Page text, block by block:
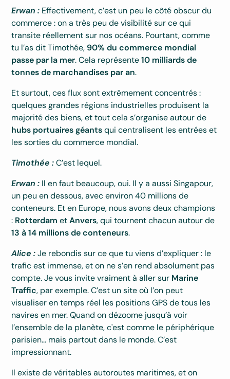
Erwan : Effectivement, c’est un peu le côté obscur du
commerce : on a très peu de visibilité sur ce qui
transite réellement sur nos océans. Pourtant, comme
tu l’as dit Timothée, 90% du commerce mondial
passe par la mer. Cela représente10 milliards de
tonnes de marchandises par an.
Et surtout, ces flux sont extrêmement concentrés :
quelques grandes régions industrielles produisent la
majorité des biens, et tout cela s’organise autour de
hubs portuaires géantsqui centralisent les entrées et
les sorties du commerce mondial.
Timothée :C’est lequel.
Erwan : Il en faut beaucoup, oui. Il y a aussi Singapour,
un peu en dessous, avec environ 40 millions de
conteneurs. Et en Europe, nous avons deux champions
: Rotterdam etAnvers, qui tournent chacun autour de
13 à 14 millions de conteneurs.
Alice :Je rebondis sur ce que tu viens d’expliquer : le
trafic est immense, et on ne s’en rend absolument pas
compte. Je vous invite vraiment à aller sur Marine
Traffic, par exemple. C’est un site où l’on peut
visualiser en temps réel les positions GPS de tous les
navires en mer. Quand on dézoome jusqu’à voir
l’ensemble de la planète, c'est comme le périphérique
parisien… mais partout dans le monde. C’est
impressionnant.
Il existe de véritables autoroutes maritimes, et on